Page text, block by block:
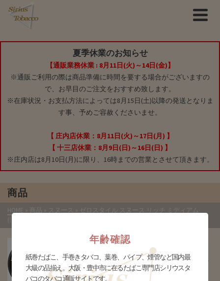
夏季休業のお知らせ
【通販業務休業 : 8月11日(火)～14日(金)】
※通販ご利用の際は商品準備に時間を要する場合がございますの
で、お早目のご注文をおすすめ致します。
※在庫状況・お支払方法によっては8月15日(土)以降の発送となりま
す事、予めご容赦くださいませ。
【 庄内店休業：8月11日(火)～17日(月) 】
【 十三店休業：8月9日(日)～16日(日) 】
※庄内店は8月10日(月)に限り、16時までの営業とさせて頂きます。
商品
HOME » 商品 » スヌース » ゼロスタイル スヌース リッチ ミディアム
(旧：レギュラー)
ゼロスタイル スヌース リ
ッチ ミディアム(旧：レギ
年齢確認
紙巻たばこ、手巻きタバコ、葉巻、パイプ、煙管など国内最
大級の品揃え。大阪・豊中市に在るたばこ専門店シリウスタ
バコのタバコ通販サイトです。